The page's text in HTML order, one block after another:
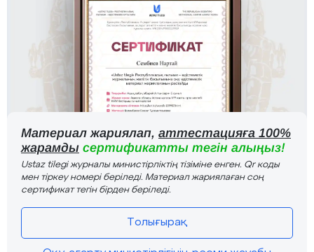
Материал жариялап, аттестацияға 100%
жарамды сертификатты тегін алыңыз!
Ustaz tilegi журналы министірліктің тізіміне енген. Qr коды
мен тіркеу номері беріледі. Материал жариялаған соң
сертификат тегін бірден беріледі.
Толығырақ